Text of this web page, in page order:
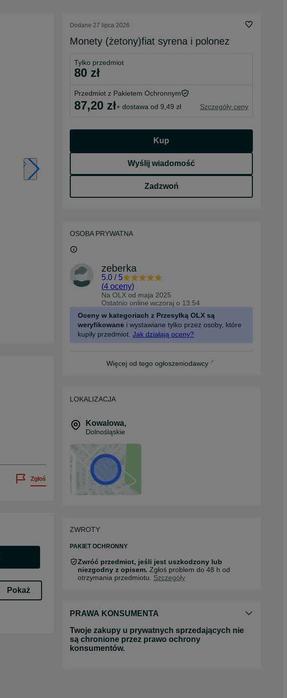
Zgłoś
Pokaż
Dodane 27 lipca 2026
Monety (żetony)fiat syrena i polonez
Tylko przedmiot
80 zł
Przedmiot z Pakietem Ochronnym
87,20 zł+ dostawa od 9,49 zł Szczegóły ceny
Kup
Wyślij wiadomość
Zadzwoń
OSOBA PRYWATNA
zeberka
5.0 / 5
(4 oceny)
Na OLX od maja 2025
Ostatnio online wczoraj o 13:54
Oceny w kategoriach z Przesyłką OLX są
weryfikowane i wystawiane tylko przez osoby, które
kupiły przedmiot. Jak działają oceny?
Więcej od tego ogłoszeniodawcy
LOKALIZACJA
Kowalowa,
Dolnośląskie
ZWROTY
PAKIET OCHRONNY
Zwróć przedmiot, jeśli jest uszkodzony lub
niezgodny z opisem. Zgłoś problem do 48 h od
otrzymania przedmiotu. Szczegóły
PRAWA KONSUMENTA
Twoje zakupy u prywatnych sprzedających nie
są chronione przez prawo ochrony
konsumentów.